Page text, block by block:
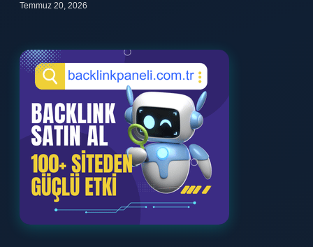
Temmuz 20, 2026